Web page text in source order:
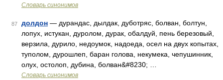
Словарь синонимов
87 долдон — дурандас, дылдак, дуботряс, болван, болтун,
лопух, истукан, дуролом, дурак, обалдуй, пень березовый,
верзила, дурило, недоумок, надоеда, осел на двух копытах,
туполом, дурошлеп, баран голова, некумека, чепушинник,
олух, остолоп, дубина, болван&#8230; …
Словарь синонимов